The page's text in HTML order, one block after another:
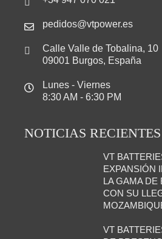
pedidos@vtpower.es
Calle Valle de Tobalina, 10
09001 Burgos, España
Lunes - Viernes
8:30 AM - 6:30 PM
NOTICIAS RECIENTES
VT
EXPANSIÓN
LA GAMA DE
CON SU
VT